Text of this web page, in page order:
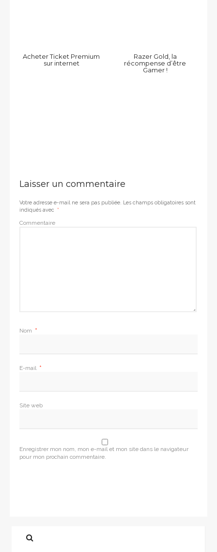
Acheter Ticket Premium
sur internet
Razer Gold, la
récompense d’être
Gamer !
Laisser un commentaire
Votre adresse e-mail ne sera pas publiée. Les champs obligatoires sont
indiqués avec
*
Commentaire
Nom *
E-mail *
Site web
Enregistrer mon nom, mon e-mail et mon site dans le navigateur
pour mon prochain commentaire.